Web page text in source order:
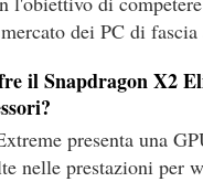
dei PC di fascia
il Snapdragon X2
presenta una
nelle prestazioni per